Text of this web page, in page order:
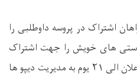
اشتراک در پروسه داوطلبی را
های خویش را جهت اشتراک
الی ۲۱ یوم
به مدیریت دیپو ها